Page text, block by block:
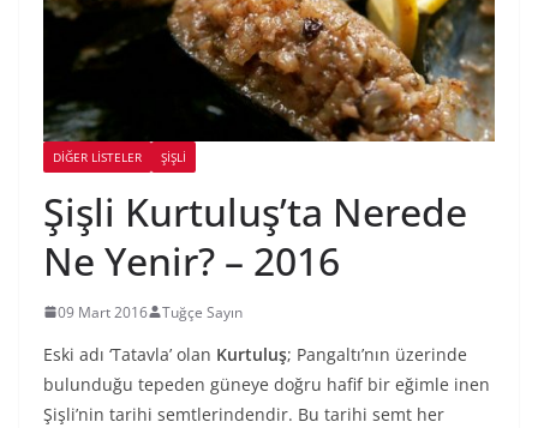
DIĞER LISTELER ŞIŞLI
Şişli Kurtuluş’ta Nerede
Ne Yenir? – 2016
09 Mart 2016 Tuğçe Sayın
Eski adı ‘Tatavla’ olan Kurtuluş; Pangaltı’nın üzerinde
bulunduğu tepeden güneye doğru hafif bir eğimle inen
Şişli’nin tarihi semtlerindendir. Bu tarihi semt her